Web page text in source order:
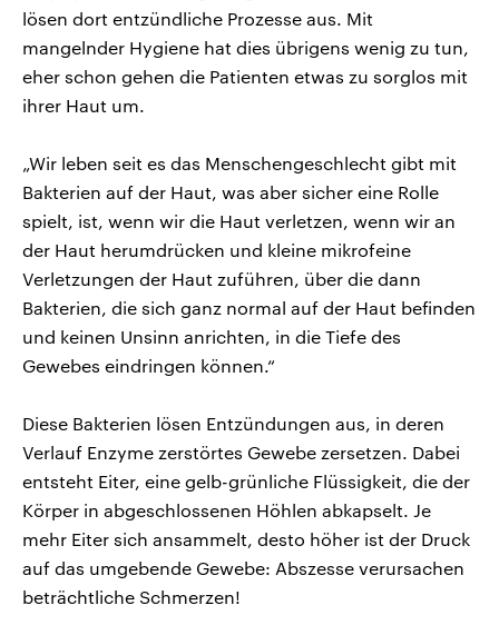
lösen dort entzündliche Prozesse aus. Mit
mangelnder Hygiene hat dies übrigens wenig zu tun,
eher schon gehen die Patienten etwas zu sorglos mit
ihrer Haut um.
„Wir leben seit es das Menschengeschlecht gibt mit
Bakterien auf der Haut, was aber sicher eine Rolle
spielt, ist, wenn wir die Haut verletzen, wenn wir an
der Haut herumdrücken und kleine mikrofeine
Verletzungen der Haut zuführen, über die dann
Bakterien, die sich ganz normal auf der Haut befinden
und keinen Unsinn anrichten, in die Tiefe des
Gewebes eindringen können.“
Diese Bakterien lösen Entzündungen aus, in deren
Verlauf Enzyme zerstörtes Gewebe zersetzen. Dabei
entsteht Eiter, eine gelb-grünliche Flüssigkeit, die der
Körper in abgeschlossenen Höhlen abkapselt. Je
mehr Eiter sich ansammelt, desto höher ist der Druck
auf das umgebende Gewebe: Abszesse verursachen
beträchtliche Schmerzen!